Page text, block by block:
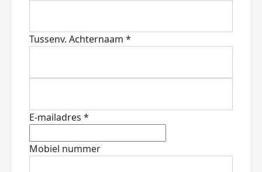
Tussenv. Achternaam *
E-mailadres *
Mobiel nummer